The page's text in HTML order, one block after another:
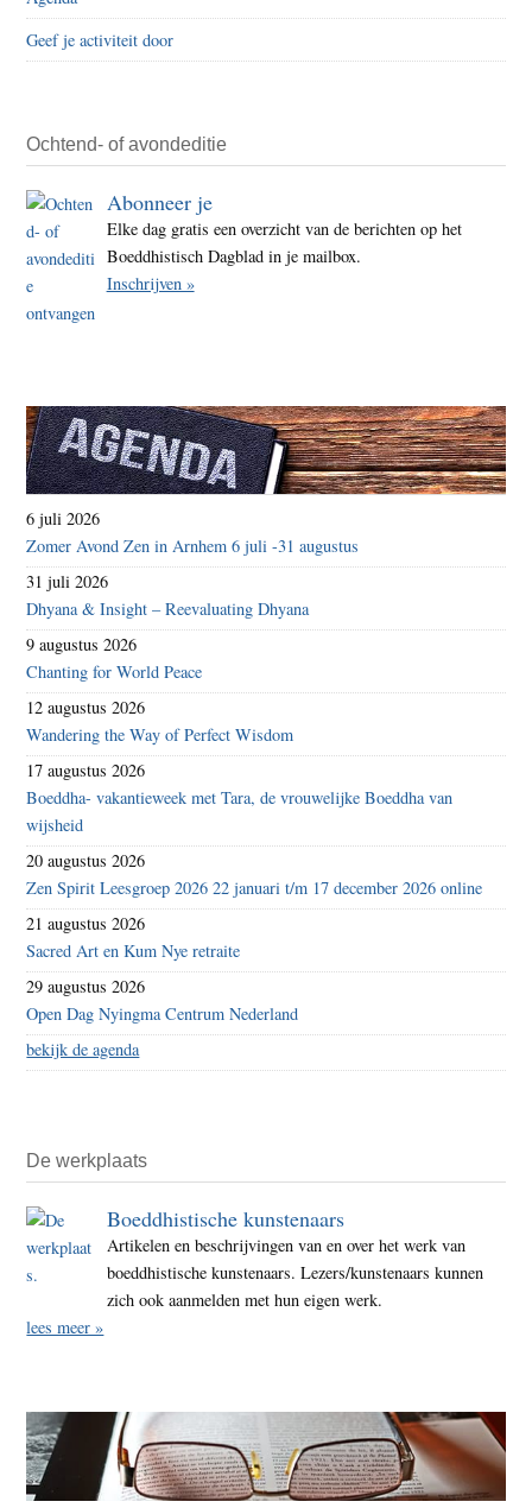
Geef je activiteit door
Ochtend- of avondeditie
Abonneer je
Elke dag gratis een overzicht van de berichten op het
Boeddhistisch Dagblad in je mailbox.
Inschrijven »
6 juli 2026
Zomer Avond Zen in Arnhem 6 juli -31 augustus
31 juli 2026
Dhyana & Insight – Reevaluating Dhyana
9 augustus 2026
Chanting for World Peace
12 augustus 2026
Wandering the Way of Perfect Wisdom
17 augustus 2026
Boeddha- vakantieweek met Tara, de vrouwelijke Boeddha van
wijsheid
20 augustus 2026
Zen Spirit Leesgroep 2026 22 januari t/m 17 december 2026 online
21 augustus 2026
Sacred Art en Kum Nye retraite
29 augustus 2026
Open Dag Nyingma Centrum Nederland
bekijk de agenda
De werkplaats
Boeddhistische kunstenaars
Artikelen en beschrijvingen van en over het werk van
boeddhistische kunstenaars. Lezers/kunstenaars kunnen
zich ook aanmelden met hun eigen werk.
lees meer »